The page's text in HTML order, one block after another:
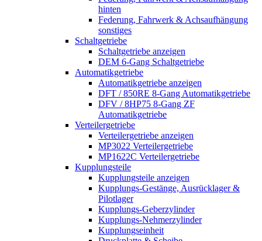
hinten
Federung, Fahrwerk & Achsaufhängung
sonstiges
Schaltgetriebe
Schaltgetriebe anzeigen
DEM 6-Gang Schaltgetriebe
Automatikgetriebe
Automatikgetriebe anzeigen
DFT / 850RE 8-Gang Automatikgetriebe
DFV / 8HP75 8-Gang ZF
Automatikgetriebe
Verteilergetriebe
Verteilergetriebe anzeigen
MP3022 Verteilergetriebe
MP1622C Verteilergetriebe
Kupplungsteile
Kupplungsteile anzeigen
Kupplungs-Gestänge, Ausrücklager &
Pilotlager
Kupplungs-Geberzylinder
Kupplungs-Nehmerzylinder
Kupplungseinheit